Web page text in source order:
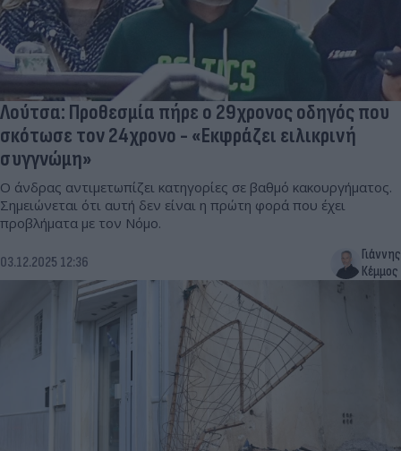
Λούτσα: Προθεσμία πήρε ο 29χρονος οδηγός που
σκότωσε τον 24χρονο - «Εκφράζει ειλικρινή
συγγνώμη»
Ο άνδρας αντιμετωπίζει κατηγορίες σε βαθμό κακουργήματος.
Σημειώνεται ότι αυτή δεν είναι η πρώτη φορά που έχει
προβλήματα με τον Νόμο.
03.12.2025 12:36
Γιάννης
Κέμμος